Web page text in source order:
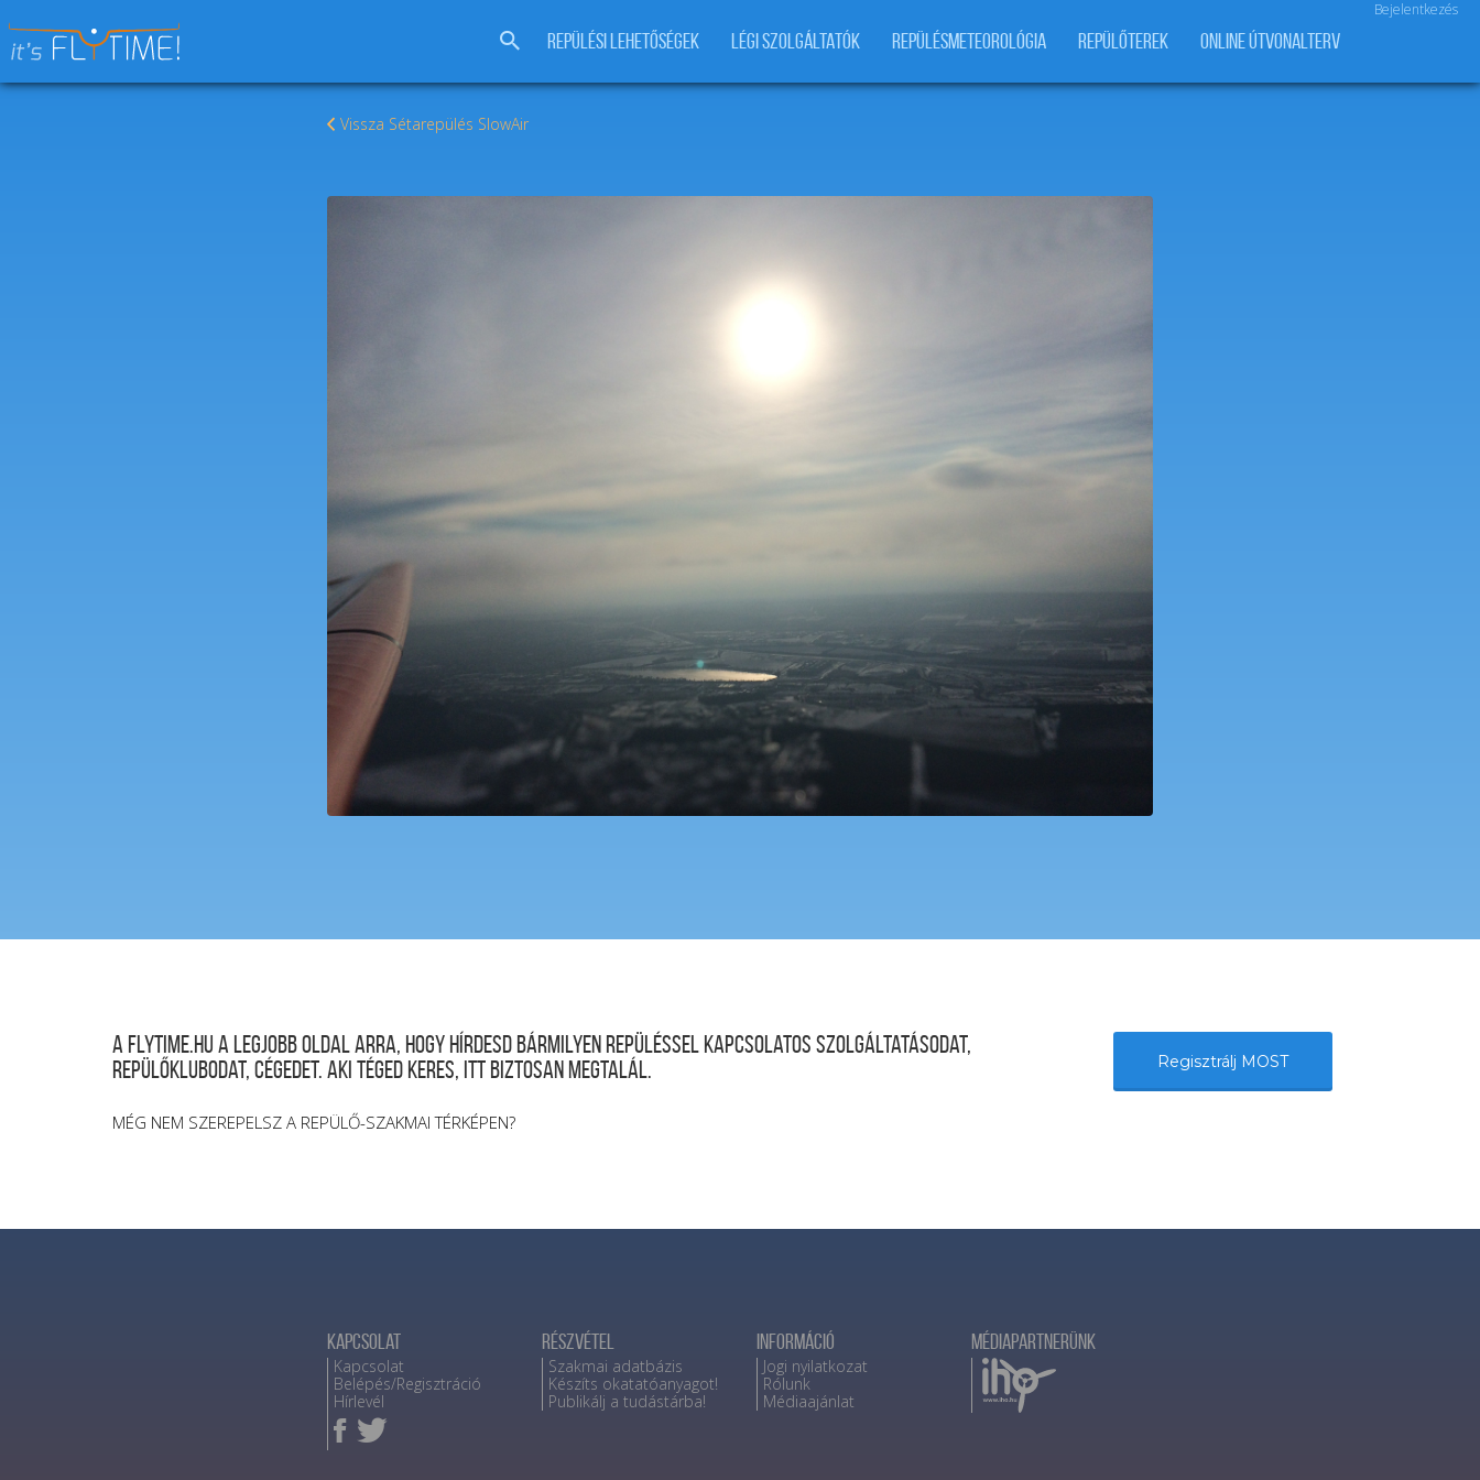
Bejelentkezés
REPÜLÉSI LEHETŐSÉGEK LÉGI SZOLGÁLTATÓK REPÜLÉSMETEOROLÓGIA REPÜLŐTEREK ONLINE ÚTVONALTERV
Keresés:
Vissza Sétarepülés SlowAir
A FLYTIME.HU a legjobb oldal arra, hogy hírdesd bármilyen repüléssel kapcsolatos szolgáltatásodat,
repülőklubodat, cégedet. Aki téged keres, itt biztosan megtalál.
MÉG NEM SZEREPELSZ A REPÜLŐ-SZAKMAI TÉRKÉPEN?
Regisztrálj MOST
Kapcsolat
Kapcsolat
Belépés/Regisztráció
Hírlevél
Részvétel
Szakmai adatbázis
Készíts okatatóanyagot!
Publikálj a tudástárba!
Információ
Jogi nyilatkozat
Rólunk
Médiaajánlat
Médiapartnerünk